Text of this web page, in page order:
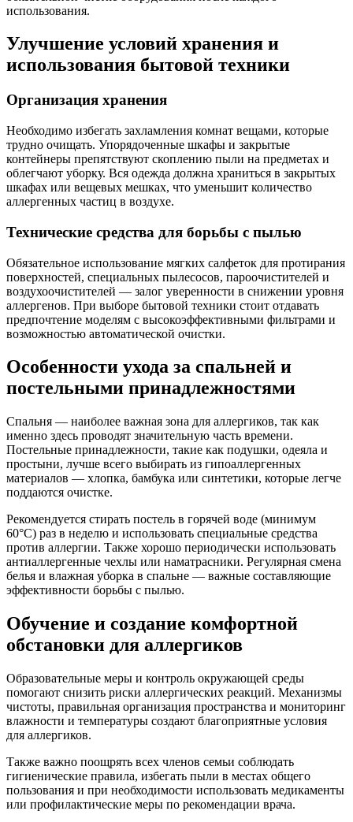
использования.
Улучшение условий хранения и
использования бытовой техники
Организация хранения
Необходимо избегать захламления комнат вещами, которые
трудно очищать. Упорядоченные шкафы и закрытые
контейнеры препятствуют скоплению пыли на предметах и
облегчают уборку. Вся одежда должна храниться в закрытых
шкафах или вещевых мешках, что уменьшит количество
аллергенных частиц в воздухе.
Технические средства для борьбы с пылью
Обязательное использование мягких салфеток для протирания
поверхностей, специальных пылесосов, пароочистителей и
воздухоочистителей — залог уверенности в снижении уровня
аллергенов. При выборе бытовой техники стоит отдавать
предпочтение моделям с высокоэффективными фильтрами и
возможностью автоматической очистки.
Особенности ухода за спальней и
постельными принадлежностями
Спальня — наиболее важная зона для аллергиков, так как
именно здесь проводят значительную часть времени.
Постельные принадлежности, такие как подушки, одеяла и
простыни, лучше всего выбирать из гипоаллергенных
материалов — хлопка, бамбука или синтетики, которые легче
поддаются очистке.
Рекомендуется стирать постель в горячей воде (минимум
60°C) раз в неделю и использовать специальные средства
против аллергии. Также хорошо периодически использовать
антиаллергенные чехлы или наматрасники. Регулярная смена
белья и влажная уборка в спальне — важные составляющие
эффективности борьбы с пылью.
Обучение и создание комфортной
обстановки для аллергиков
Образовательные меры и контроль окружающей среды
помогают снизить риски аллергических реакций. Механизмы
чистоты, правильная организация пространства и мониторинг
влажности и температуры создают благоприятные условия
для аллергиков.
Также важно поощрять всех членов семьи соблюдать
гигиенические правила, избегать пыли в местах общего
пользования и при необходимости использовать медикаменты
или профилактические меры по рекомендации врача.